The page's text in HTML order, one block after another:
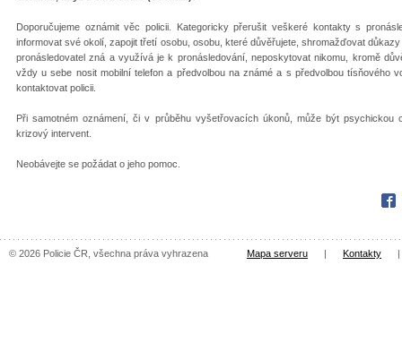
Doporučujeme oznámit věc policii. Kategoricky přerušit veškeré kontakty s
informovat své okolí, zapojit třetí osobu, osobu, které důvěřujete, shromažďovat
pronásledovatel zná a využívá je k pronásledování, neposkytovat nikomu, kromě
vždy u sebe nosit mobilní telefon a předvolbou na známé a s předvolbou tísňového
kontaktovat policii.
Při samotném oznámení, či v průběhu vyšetřovacích úkonů, může být
krizový intervent.
Neobávejte se požádat o jeho pomoc.
© 2026 Policie ČR, všechna práva vyhrazena Mapa serveru | Kontakty |